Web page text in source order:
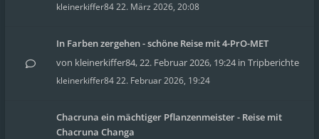
kleinerkiffer8422. März 2026, 20:08
In Farben zergehen - schöne Reise mit 4-PrO-MET
von kleinerkiffer84,22. Februar 2026, 19:24in Tripberichte
kleinerkiffer8422. Februar 2026, 19:24
Chacruna ein mächtiger Pflanzenmeister - Reise mit
Chacruna Changa